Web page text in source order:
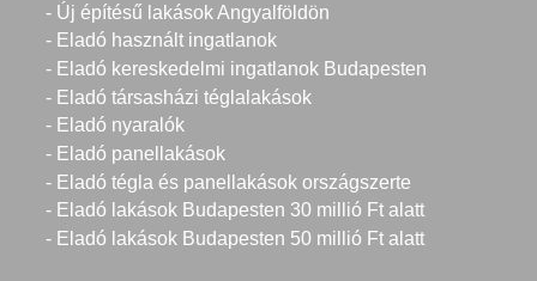
- Új építésű lakások Angyalföldön
- Eladó használt ingatlanok
- Eladó kereskedelmi ingatlanok Budapesten
- Eladó társasházi téglalakások
- Eladó nyaralók
- Eladó panellakások
- Eladó tégla és panellakások országszerte
- Eladó lakások Budapesten 30 millió Ft alatt
- Eladó lakások Budapesten 50 millió Ft alatt